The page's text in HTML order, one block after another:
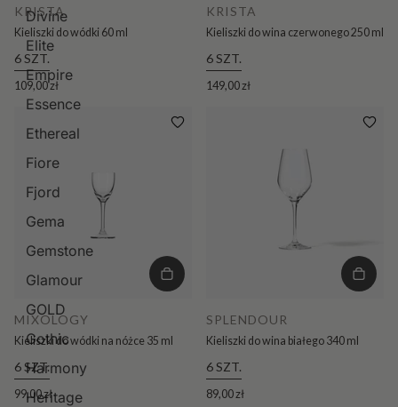
Divine
Elite
Empire
Essence
Ethereal
Fiore
Fjord
Gema
Gemstone
Glamour
GOLD
Gothic
Harmony
Heritage
KRISTA
Kieliszki do wódki 60 ml
6 SZT.
109,00 zł
KRISTA
Kieliszki do wina czerwonego 250 ml
6 SZT.
149,00 zł
MIXOLOGY
Kieliszki do wódki na nóżce 35 ml
6 SZT.
99,00 zł
SPLENDOUR
Kieliszki do wina białego 340 ml
6 SZT.
89,00 zł